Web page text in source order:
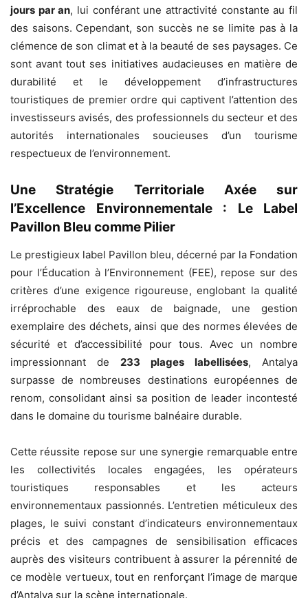
jours par an, lui conférant une attractivité constante au fil
des saisons. Cependant, son succès ne se limite pas à la
clémence de son climat et à la beauté de ses paysages. Ce
sont avant tout ses initiatives audacieuses en matière de
durabilité et le développement d’infrastructures
touristiques de premier ordre qui captivent l’attention des
investisseurs avisés, des professionnels du secteur et des
autorités internationales soucieuses d’un tourisme
respectueux de l’environnement.
Une Stratégie Territoriale Axée sur
l’Excellence Environnementale : Le Label
Pavillon Bleu comme Pilier
Le prestigieux label Pavillon bleu, décerné par la Fondation
pour l’Éducation à l’Environnement (FEE), repose sur des
critères d’une exigence rigoureuse, englobant la qualité
irréprochable des eaux de baignade, une gestion
exemplaire des déchets, ainsi que des normes élevées de
sécurité et d’accessibilité pour tous. Avec un nombre
impressionnant de 233 plages labellisées, Antalya
surpasse de nombreuses destinations européennes de
renom, consolidant ainsi sa position de leader incontesté
dans le domaine du tourisme balnéaire durable.
Cette réussite repose sur une synergie remarquable entre
les collectivités locales engagées, les opérateurs
touristiques responsables et les acteurs
environnementaux passionnés. L’entretien méticuleux des
plages, le suivi constant d’indicateurs environnementaux
précis et des campagnes de sensibilisation efficaces
auprès des visiteurs contribuent à assurer la pérennité de
ce modèle vertueux, tout en renforçant l’image de marque
d’Antalya sur la scène internationale.